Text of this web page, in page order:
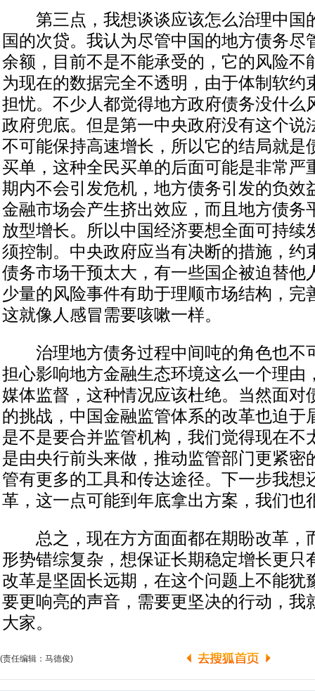
第三点，我想谈谈应该怎么治理中国
国的次贷。我认为尽管中国的地方债务尽
余额，目前不是不能承受的，它的风险不
为现在的数据完全不透明，由于体制软约
担忧。不少人都觉得地方政府债务没什么
政府兜底。但是第一中央政府没有这个说
不可能保持高速增长，所以它的结局就是
买单，这种全民买单的后面可能是非常严
期内不会引发危机，地方债务引发的负效
金融市场会产生挤出效应，而且地方债务
放型增长。所以中国经济要想全面可持续
须控制。中央政府应当有决断的措施，约
债务市场干预太大，有一些国企被迫替他
少量的风险事件有助于理顺市场结构，完
这就像人感冒需要咳嗽一样。
治理地方债务过程中间吨的角色也不
担心影响地方金融生态环境这么一个理由
媒体监督，这种情况应该杜绝。当然面对
的挑战，中国金融监管体系的改革也迫于
是不是要合并监管机构，我们觉得现在不
是由央行前头来做，推动监管部门更紧密
管有更多的工具和传达途径。下一步我想
革，这一点可能到年底拿出方案，我们也
总之，现在方方面面都在期盼改革，
形势错综复杂，想保证长期稳定增长更只
改革是坚固长远期，在这个问题上不能犹
要更响亮的声音，需要更坚决的行动，我
大家。
(责任编辑：马德俊)